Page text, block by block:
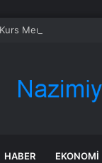
Merkezleri
HABER EKONOMI